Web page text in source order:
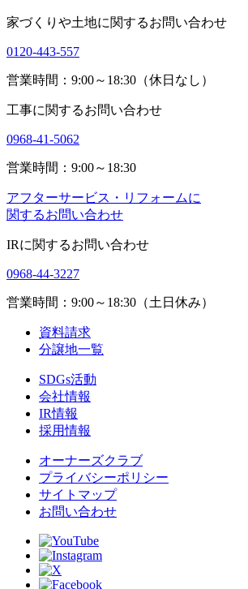
家づくりや土地に関するお問い合わせ
0120-443-557
営業時間：9:00～18:30（休日なし）
工事に関するお問い合わせ
0968-41-5062
営業時間：9:00～18:30
アフターサービス・リフォームに
関するお問い合わせ
IRに関するお問い合わせ
0968-44-3227
営業時間：9:00～18:30（土日休み）
資料請求
分譲地一覧
SDGs活動
会社情報
IR情報
採用情報
オーナーズクラブ
プライバシーポリシー
サイトマップ
お問い合わせ